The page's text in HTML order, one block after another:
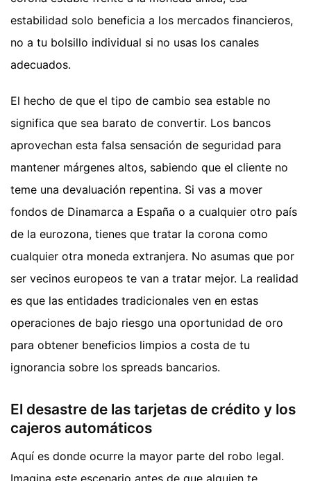
estabilidad solo beneficia a los mercados financieros,
no a tu bolsillo individual si no usas los canales
adecuados.
El hecho de que el tipo de cambio sea estable no
significa que sea barato de convertir. Los bancos
aprovechan esta falsa sensación de seguridad para
mantener márgenes altos, sabiendo que el cliente no
teme una devaluación repentina. Si vas a mover
fondos de Dinamarca a España o a cualquier otro país
de la eurozona, tienes que tratar la corona como
cualquier otra moneda extranjera. No asumas que por
ser vecinos europeos te van a tratar mejor. La realidad
es que las entidades tradicionales ven en estas
operaciones de bajo riesgo una oportunidad de oro
para obtener beneficios limpios a costa de tu
ignorancia sobre los spreads bancarios.
El desastre de las tarjetas de crédito y los
cajeros automáticos
Aquí es donde ocurre la mayor parte del robo legal.
Imagina este escenario antes de que alguien te